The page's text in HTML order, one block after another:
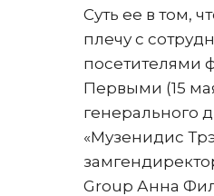
Суть ее в том,
плечу с
посетителями
Первыми (15
генерального
«Музенидис
Group Анна